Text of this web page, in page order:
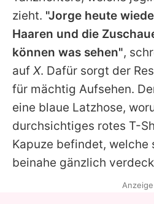
zieht. "Jorge heute
Haaren und die
können was sehen",
auf X. Dafür sorgt der
für mächtig Aufsehen.
eine blaue Latzhose,
durchsichtiges rotes T-
Kapuze befindet, welche
beinahe gänzlich
Anzeige